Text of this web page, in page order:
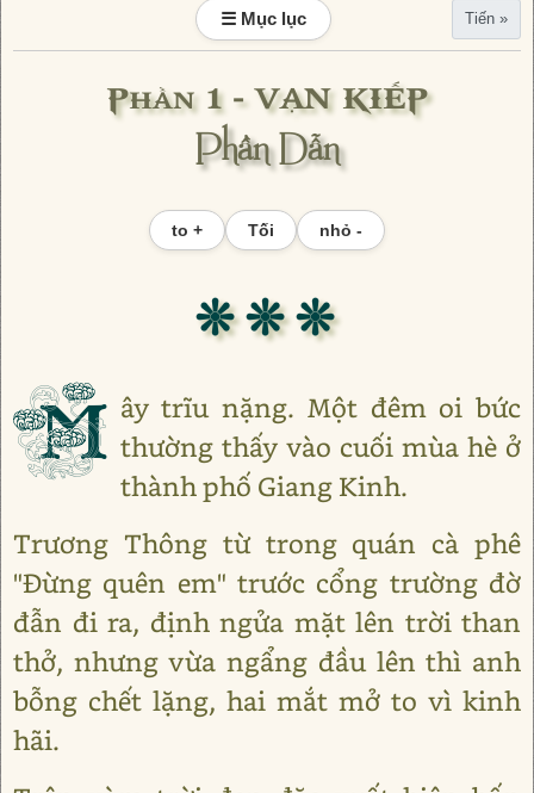
☰ Mục lục Tiến »
Phần 1 - VẠN KIẾP
Phần Dẫn
to + Tối nhỏ -
❊ ❊ ❊
M ây trĩu nặng. Một đêm oi bức
thường thấy vào cuối mùa hè ở
thành phố Giang Kinh.
Trương Thông từ trong quán cà phê
"Đừng quên em" trước cổng trường đờ
đẫn đi ra, định ngửa mặt lên trời than
thở, nhưng vừa ngẩng đầu lên thì anh
bỗng chết lặng, hai mắt mở to vì kinh
hãi.